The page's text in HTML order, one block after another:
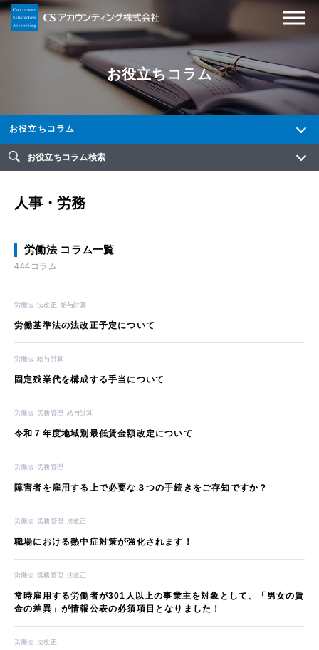
お役立ちコラム
お役立ちコラム
お役立ちコラム検索
人事・労務
労働法 コラム一覧
444コラム
労働法 法改正 給与計算
労働基準法の法改正予定について
労働法 給与計算
固定残業代を構成する手当について
労働法 労務管理 給与計算
令和７年度地域別最低賃金額改定について
労働法 労務管理
障害者を雇用する上で必要な３つの手続きをご存知ですか？
労働法 労務管理 法改正
職場における熱中症対策が強化されます！
労働法 労務管理 法改正
常時雇用する労働者が301人以上の事業主を対象として、「男女の賃
金の差異」が情報公表の必須項目となりました！
労働法 法改正